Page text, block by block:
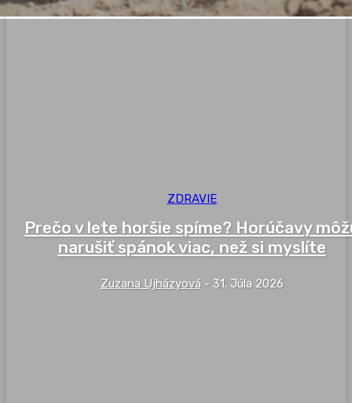
ZDRAVIE
Prečo v lete horšie spíme? Horúčavy
narušiť spánok viac, než si myslíte
Zuzana Ujházyová - 31. Júla 2026